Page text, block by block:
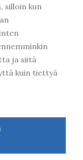
silloin kun
ja siitä
kuin tiettyä